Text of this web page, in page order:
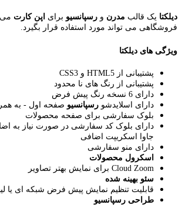
یک قالبمدرنورسپانسیوبرایاپن کارتمی
می تواند مورد استفاده قرار بگیرد.
های دیلکتا
پشتیبانی از HTML5 و CSS3
پشتیبانی از رنگ های نا محدود
دارای 6 نسخه رنگ پیش فرض
دارای اسلایدشو رسپانسیوصفحه اول - به همراه
بلوک سفارشی برای صفحه محصولات
جاوا اسکریپت اضافی
دارای منو سفارشی
اسکرول محصولات
Cloud Zoom برای نمایش بهتر تصاویر
سئو بهینه شده
قابلیت تنظیم نمایش پیش فرض شبکه ای یا
طراحی رسپانسیو